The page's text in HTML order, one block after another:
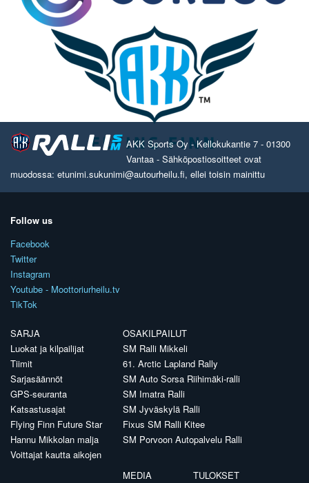
AKK Sports Oy - Kellokukantie 7 - 01300
Vantaa - Sähköpostiosoitteet ovat
muodossa: etunimi.sukunimi@autourheilu.fi, ellei toisin mainittu
Follow us
Facebook
Twitter
Instagram
Youtube - Moottoriurheilu.tv
TikTok
SARJA
Luokat ja kilpailijat
Tiimit
Sarjasäännöt
GPS-seuranta
Katsastusajat
Flying Finn Future Star
Hannu Mikkolan malja
Voittajat kautta aikojen
OSAKILPAILUT
SM Ralli Mikkeli
61. Arctic Lapland Rally
SM Auto Sorsa Riihimäki-ralli
SM Imatra Ralli
SM Jyväskylä Ralli
Fixus SM Ralli Kitee
SM Porvoon Autopalvelu Ralli
MEDIA
TULOKSET